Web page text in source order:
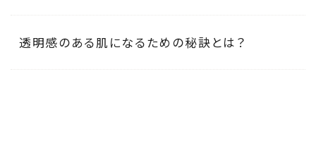
透明感のある肌になるための秘訣とは？